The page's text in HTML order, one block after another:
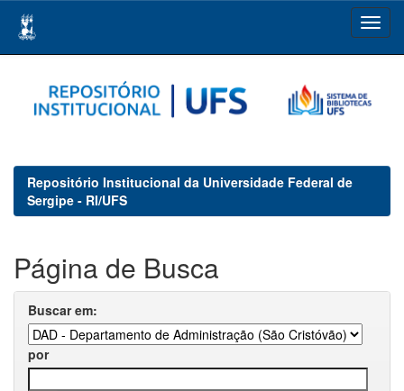
navigation
Repositório Institucional da Universidade Federal de
Sergipe - RI/UFS
Página de Busca
Buscar em:
por